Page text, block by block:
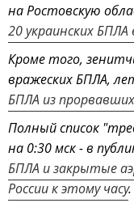
на Ростовскую
20 украинских
Кроме того,
вражеских БПЛА,
БПЛА из
Полный список
на 0:30 мск - в
БПЛА и закрытые
России к этому часу.